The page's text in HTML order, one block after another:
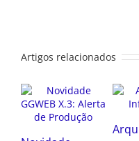
Artigos relacionados